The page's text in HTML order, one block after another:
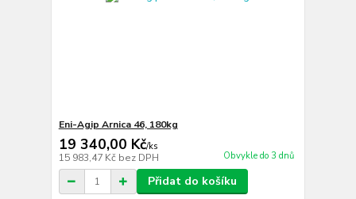
Eni-Agip Arnica 46, 180kg
19 340,00 Kč/ks
15 983,47 Kč bez DPH Obvykle do 3 dnů
Přidat do košíku